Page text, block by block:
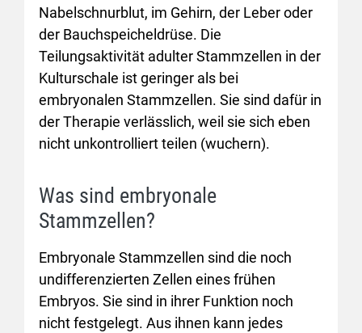
Nabelschnurblut, im Gehirn, der Leber oder
der Bauchspeicheldrüse. Die
Teilungsaktivität adulter Stammzellen in der
Kulturschale ist geringer als bei
embryonalen Stammzellen. Sie sind dafür in
der Therapie verlässlich, weil sie sich eben
nicht unkontrolliert teilen (wuchern).
Was sind embryonale
Stammzellen?
Embryonale Stammzellen sind die noch
undifferenzierten Zellen eines frühen
Embryos. Sie sind in ihrer Funktion noch
nicht festgelegt. Aus ihnen kann jedes